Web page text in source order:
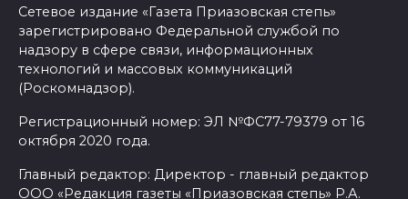
Сетевое издание «Газета Приазовская степь»
зарегистрировано Федеральной службой по
надзору в сфере связи, информационных
технологий и массовых коммуникаций
(Роскомнадзор).
Регистрационный номер: ЭЛ №ФС77-79379 от 16
октября 2020 года.
Главный редактор: Директор - главный редактор
ООО «Редакция газеты «Приазовская степь» Р.А.